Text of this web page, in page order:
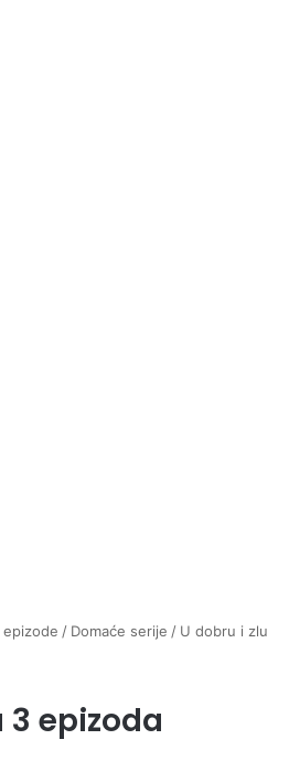
/ Domaće serije / U dobru i zlu
3 epizoda